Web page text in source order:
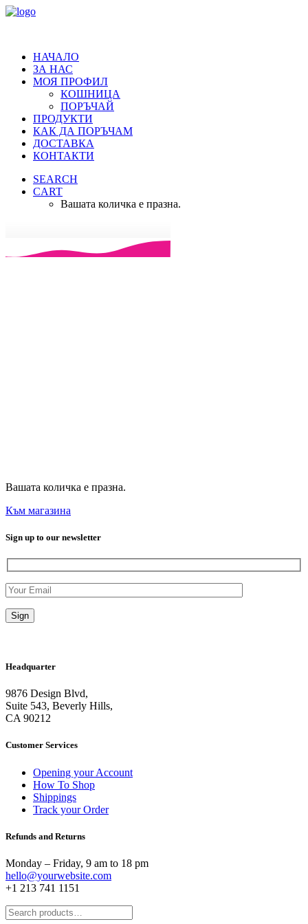
НАЧАЛО
ЗА НАС
МОЯ ПРОФИЛ
КОШНИЦА
ПОРЪЧАЙ
ПРОДУКТИ
КАК ДА ПОРЪЧАМ
ДОСТАВКА
КОНТАКТИ
SEARCH
CART
Вашата количка е празна.
Вашата количка е празна.
Към магазина
Sign up to our newsletter
Headquarter
9876 Design Blvd,
Suite 543, Beverly Hills,
CA 90212
Customer Services
Opening your Account
How To Shop
Shippings
Track your Order
Refunds and Returns
Monday – Friday, 9 am to 18 pm
hello@yourwebsite.com
+1 213 741 1151